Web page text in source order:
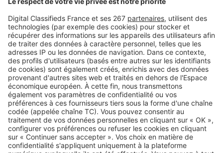
Besoin de déconnecter ? Ces 4
destinations françaises invitent
vraiment à ralentir
Image
Vacances
Les plus beaux voyages en train à
faire au moins une fois en France